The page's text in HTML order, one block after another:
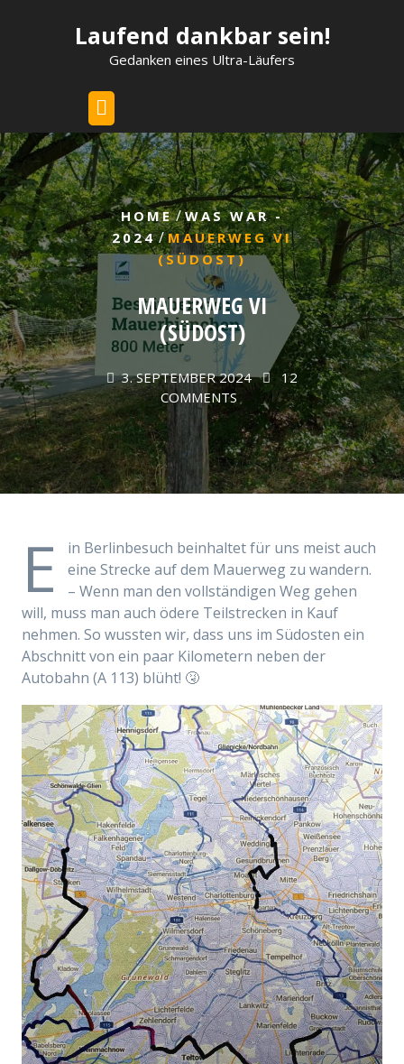
Laufend dankbar sein!
Gedanken eines Ultra-Läufers
HOME/WAS WAR -
2024/MAUERWEG VI
(SÜDOST)
MAUERWEG VI
(SÜDOST)
3. SEPTEMBER 2024
12
COMMENTS
E
in Berlinbesuch beinhaltet für uns meist auch
eine Strecke auf dem Mauerweg zu wandern.
– Wenn man den vollständigen Weg gehen
will, muss man auch ödere Teilstrecken in Kauf
nehmen. So wussten wir, dass uns im Südosten ein
Abschnitt von ein paar Kilometern neben der
Autobahn (A 113) blüht! 🤧